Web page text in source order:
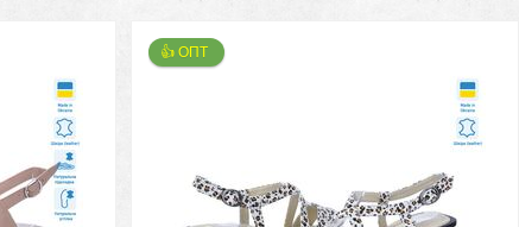
👍 ОПТ